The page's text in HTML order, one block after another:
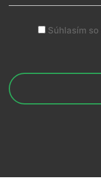
Súhlasím so